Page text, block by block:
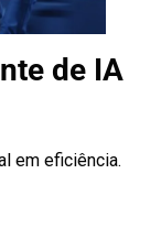
de IA
em eficiência.